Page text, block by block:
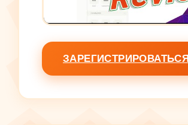
ЗАРЕГИСТРИРОВАТЬСЯ